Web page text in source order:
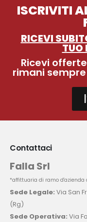
ISCRIVITI
RICEVI
TUO
Ricevi
rimani
Contattaci
Falla Srl
*affittuaria di ramo d'azienda
Sede Legale: Via San
(Rg)
Sede Operativa: Via